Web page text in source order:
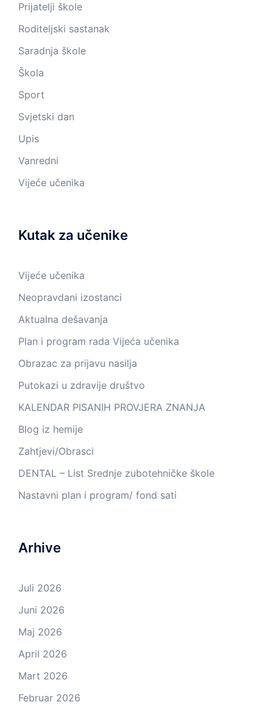
Prijatelji škole
Roditeljski sastanak
Saradnja škole
Škola
Sport
Svjetski dan
Upis
Vanredni
Vijeće učenika
Kutak za učenike
Vijeće učenika
Neopravdani izostanci
Aktualna dešavanja
Plan i program rada Vijeća učenika
Obrazac za prijavu nasilja
Putokazi u zdravije društvo
KALENDAR PISANIH PROVJERA ZNANJA
Blog iz hemije
Zahtjevi/Obrasci
DENTAL – List Srednje zubotehničke škole
Nastavni plan i program/ fond sati
Arhive
Juli 2026
Juni 2026
Maj 2026
April 2026
Mart 2026
Februar 2026